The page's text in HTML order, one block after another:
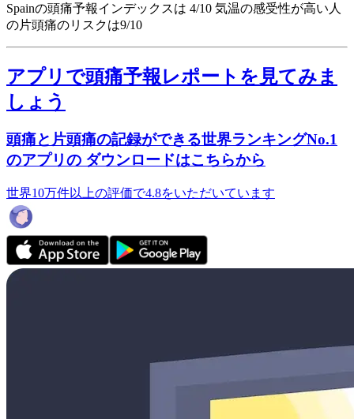
Spainの頭痛予報インデックスは 4/10 気温の感受性が高い人
の片頭痛のリスクは9/10
アプリで頭痛予報レポートを見てみま
しょう
頭痛と片頭痛の記録ができる世界ランキングNo.1
のアプリの ダウンロードはこちらから
世界10万件以上の評価で4.8をいただいています